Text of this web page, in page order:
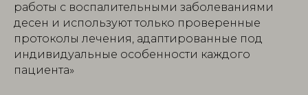
работы с воспалительными заболеваниями
десен и используют только проверенные
протоколы лечения, адаптированные под
индивидуальные особенности каждого
пациента»